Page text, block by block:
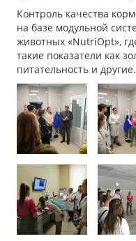
Контроль качества
на базе модульной
животных «NutriOpt»,
такие показатели как
питательность и другие.